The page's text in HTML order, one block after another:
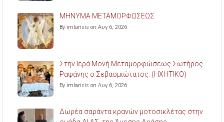
ΜΗΝΥΜΑ ΜΕΤΑΜΟΡΦΩΣΕΩΣ
By imlarisis on Αυγ 6, 2026
Στην Ιερά Μονή Μεταμορφώσεως Σωτήρος
Ραψάνης ο Σεβασμιώτατος. (ΗΧΗΤΙΚΟ)
By imlarisis on Αυγ 6, 2026
Δωρέα σαράντα κρανών μοτοσικλέτας στην